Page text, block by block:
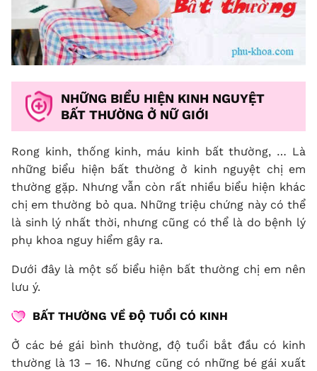
NHỮNG BIỂU HIỆN KINH NGUYỆT
BẤT THƯỜNG Ở NỮ GIỚI
Rong kinh, thống kinh, máu kinh bất thường, … Là
những biểu hiện bất thường ở kinh nguyệt chị em
thường gặp. Nhưng vẫn còn rất nhiều biểu hiện khác
chị em thường bỏ qua. Những triệu chứng này có thể
là sinh lý nhất thời, nhưng cũng có thể là do bệnh lý
phụ khoa nguy hiểm gây ra.
Dưới đây là một số biểu hiện bất thường chị em nên
lưu ý.
BẤT THƯỜNG VỀ ĐỘ TUỔI CÓ KINH
Ở các bé gái bình thường, độ tuổi bắt đầu có kinh
thường là 13 – 16. Nhưng cũng có những bé gái xuất